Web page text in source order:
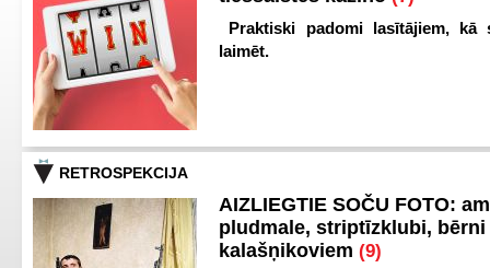
Praktiski padomi lasītājiem, kā
laimēt.
RETROSPEKCIJA
AIZLIEGTIE SOČU FOTO:
pludmale, striptīzklubi, bērni
kalašņikoviem (9)